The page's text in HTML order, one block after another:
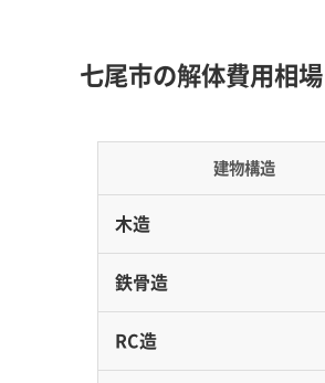
上げる三大要因です。
地形の特徴：和倉温泉地
液状化リスクを抱えて
域に指定されている場所
道路事情：一本杉通り周
た「枡形」、袋小路など
す。
費用への影響：軟弱地盤
七尾市の解体費用相場
建物構造
木造
鉄骨造
RC造